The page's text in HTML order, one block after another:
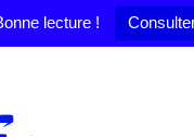
lecture !